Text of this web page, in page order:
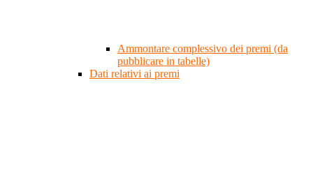
Ammontare complessivo dei premi (da
pubblicare in tabelle)
Dati relativi ai premi